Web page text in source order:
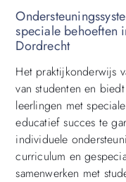
speciale behoeften
Dordrecht
Het praktijkonderwijs
van studenten en
leerlingen met
educatief succes te
individuele
curriculum en
samenwerken met